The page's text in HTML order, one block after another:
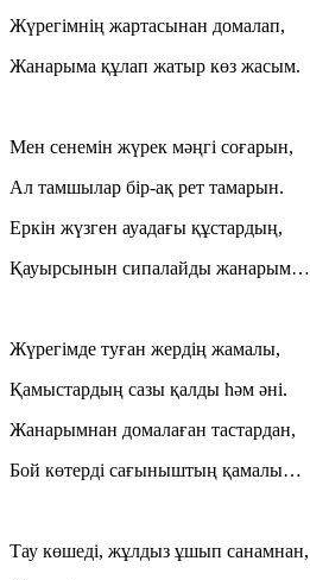
Жүрегімнің жартасынан домалап,
Жанарыма құлап жатыр көз жасым.
Мен сенемін жүрек мәңгі соғарын,
Ал тамшылар бір-ақ рет тамарын.
Еркін жүзген ауадағы құстардың,
Қауырсынын сипалайды жанарым…
Жүрегімде туған жердің жамалы,
Қамыстардың сазы қалды һәм әні.
Жанарымнан домалаған тастардан,
Бой көтерді сағыныштың қамалы…
Тау көшеді, жұлдыз ұшып санамнан,